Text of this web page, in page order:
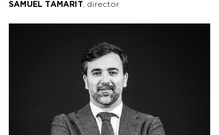
SAMUEL TAMARIT , director